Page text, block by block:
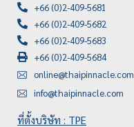
+66 (0)2-409-5681
+66 (0)2-409-5682
+66 (0)2-409-5683
+66 (0)2-409-5684
online@thaipinnacle.com
info@thaipinnacle.com
ที่ตั้งบริษัท : TPE